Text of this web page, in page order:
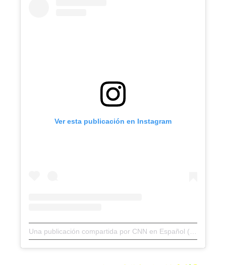
Ver esta publicación en Instagram